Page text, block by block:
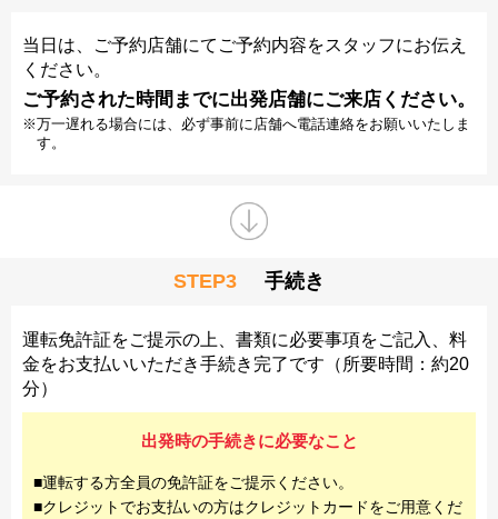
当日は、ご予約店舗にてご予約内容をスタッフにお伝え
ください。
ご予約された時間までに出発店舗にご来店ください。
※万一遅れる場合には、必ず事前に店舗へ電話連絡をお願いいたしま
す。
STEP3 手続き
運転免許証をご提示の上、書類に必要事項をご記入、料
金をお支払いいただき手続き完了です（所要時間：約20
分）
出発時の手続きに必要なこと
■運転する方全員の免許証をご提示ください。
■クレジットでお支払いの方はクレジットカードをご用意くだ